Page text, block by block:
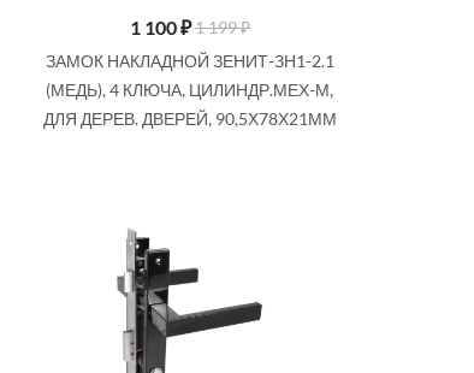
1 100₽1 199 ₽
ЗАМОК НАКЛАДНОЙ ЗЕНИТ-ЗН1-2.1
(МЕДЬ), 4 КЛЮЧА, ЦИЛИНДР.МЕХ-М,
ДЛЯ ДЕРЕВ. ДВЕРЕЙ, 90,5Х78Х21ММ